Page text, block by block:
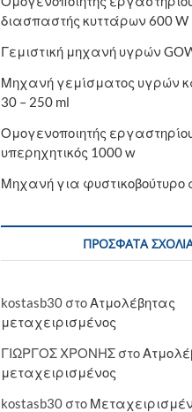
διασπαστής κυττάρων 600 W
Γεμιστική μηχανή υγρών
Μηχανή γεμίσματος υγρών
30 – 250 ml
Ομογενοποιητής
υπερηχητικός 1000 w
Μηχανή για φυστικοβούτυρο
ΠΡΌΣΦΑΤΑ
kostasb30 στοΑτμολέβητας
μεταχειρισμένος
ΓΙΩΡΓΟΣ ΧΡΟΝΗΣ στο
μεταχειρισμένος
kostasb30 στο